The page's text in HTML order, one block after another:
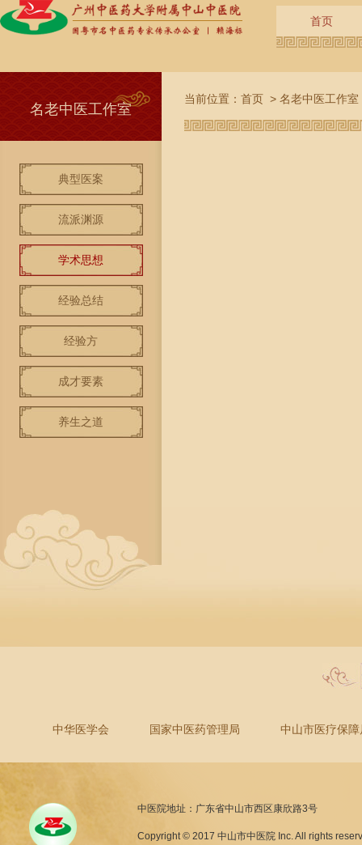
首页
名老中医工作室
典型医案
流派渊源
学术思想
经验总结
经验方
成才要素
养生之道
当前位置： 首页 > 名老中医工作室
中华医学会 国家中医药管理局 中山市医疗保障
中医院地址：广东省中山市西区康欣路3号
Copyright © 2017 中山市中医院 Inc. All rights